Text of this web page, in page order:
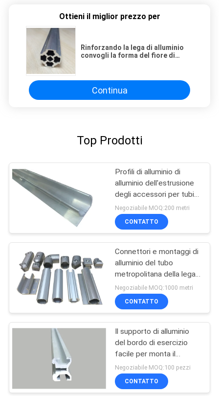
Ottieni il miglior prezzo per
Rinforzando la lega di alluminio
convogli la forma del fiore di
Continua
Top Prodotti
Profili di alluminio di
alluminio dell'estrusione
degli accessori per tubi
dell'OEM 6063
Negoziabile MOQ:200 metri
CONTATTO
Connettori e montaggi di
alluminio del tubo
metropolitana della lega
di alluminio di 1,7
millimetri
Negoziabile MOQ:1000 metri
CONTATTO
Il supporto di alluminio
del bordo di esercizio
facile per monta il
sistema di alluminio di
racking del tubo
Negoziabile MOQ:100 pezzi
CONTATTO